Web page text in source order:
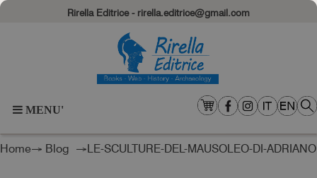
Rirella Editrice - rirella.editrice@gmail.com
MENU'
Home→ Blog →LE-SCULTURE-DEL-MAUSOLEO-DI-ADRIANO